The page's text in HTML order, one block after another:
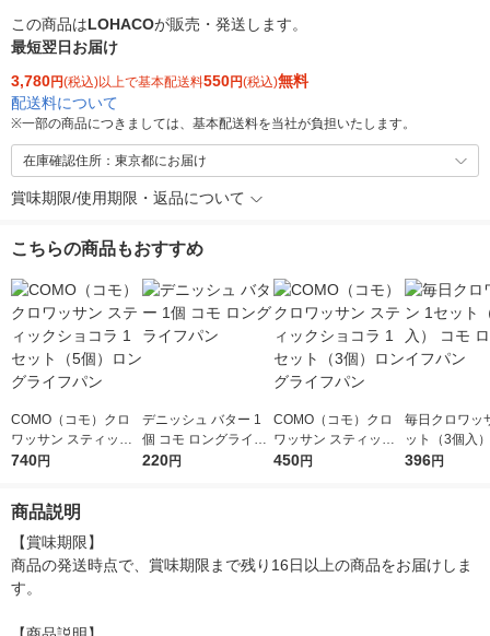
この商品はLOHACOが販売・発送します。
最短翌日お届け
3,780円(税込)以上で基本配送料550円(税込)無料
配送料について
※一部の商品につきましては、基本配送料を当社が負担いたします。
在庫確認住所：東京都にお届け
賞味期限/使用期限・返品について
こちらの商品もおすすめ
COMO（コモ）クロ
ワッサン スティック
ショコラ 1セット（5
740円
デニッシュ バター 1
個 コモ ロングライフ
パン
220円
COMO（コモ）クロ
ワッサン スティック
ショコラ 1セット（3
450円
毎日クロワッ
ット（3個入
ロングライフ
396円
商品説明
【賞味期限】
商品の発送時点で、賞味期限まで残り16日以上の商品をお届けしま
す。